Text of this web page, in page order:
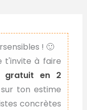
! 🙂
t'invite à faire
gratuit en 2
ton estime
concrètes